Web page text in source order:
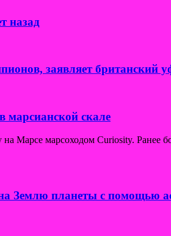
назад
заявляет британский
марсианской скале
Марсе марсоходом Curiosity.
Землю планеты с помощью